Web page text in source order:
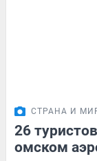
СТРАНА И
26
омском